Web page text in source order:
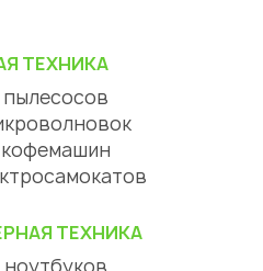
ТЕХНИКА
ТЕХНИКА